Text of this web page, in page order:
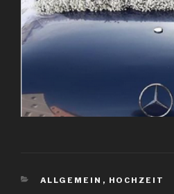
KATEGORIEN
ALLGEMEIN , HOCHZEIT